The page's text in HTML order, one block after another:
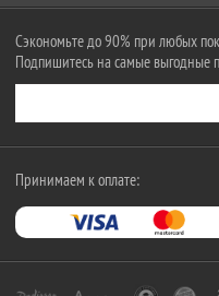
Сэкономьте до 90% при любых
Подпишитесь на самые выгодные
Принимаем к оплате: